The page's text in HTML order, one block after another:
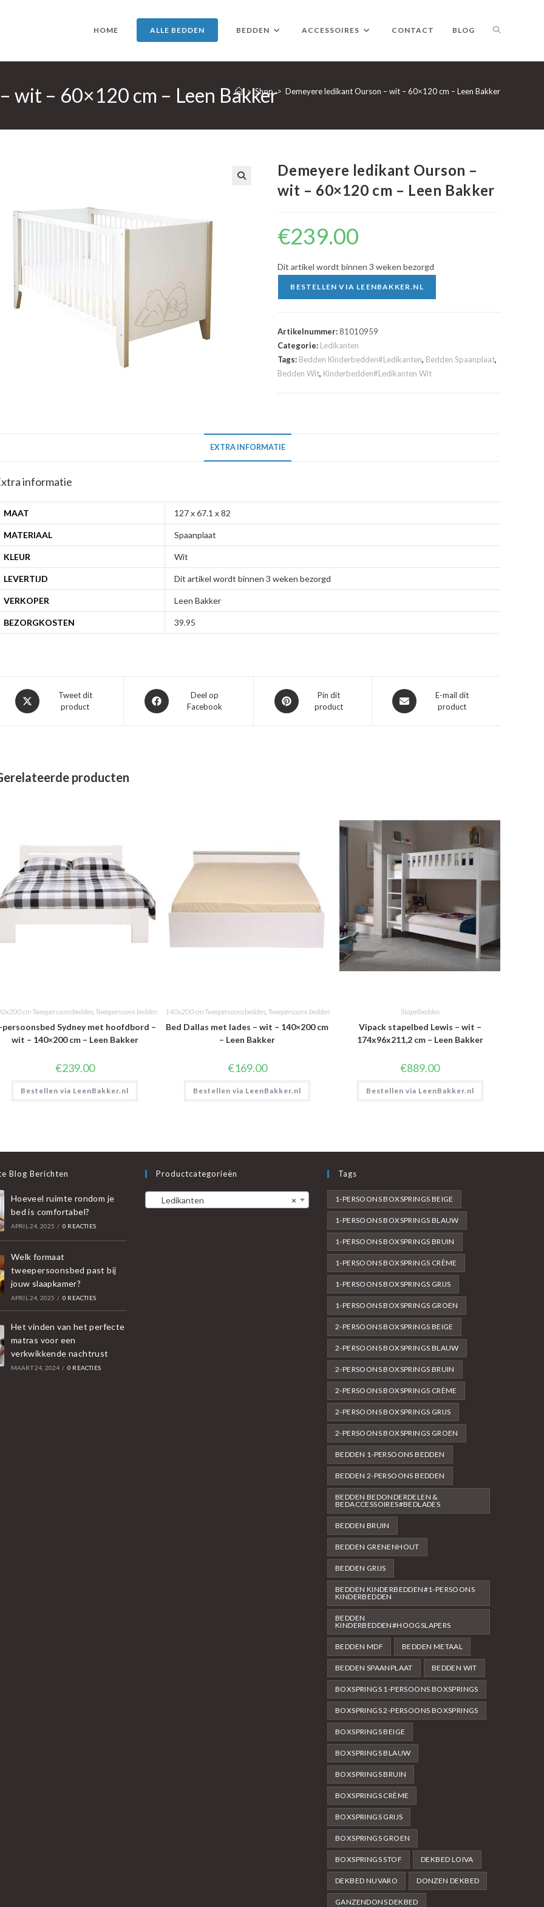
HOME ALLE BEDDEN BEDDEN ACCESSOIRES CONTACT BLOG TOGGLE
WEBSITE
wit – 60×120 cm – Leen Bakker
> Shop > Demeyere ledikant Ourson – wit – 60×120 cm – Leen Bakker
Demeyere ledikant Ourson –
wit – 60×120 cm – Leen Bakker
€239.00
Dit artikel wordt binnen 3 weken bezorgd
BESTELLEN VIA LEENBAKKER.NL
Artikelnummer:81010959
Categorie: Ledikanten
Tags: Bedden Kinderbedden#Ledikanten, Bedden Spaanplaat,
Bedden Wit, Kinderbedden#Ledikanten Wit
EXTRA INFORMATIE
informatie
MAAT 127 x 67.1 x 82
MATERIAAL Spaanplaat
KLEUR Wit
LEVERTIJD Dit artikel wordt binnen 3 weken bezorgd
VERKOPER Leen Bakker
BEZORGKOSTEN 39.95
Opent
in
Tweet dit
product
Opent
in
Deel op
Facebook
Opent
in
Pin dit
product
Opent
in
E-mail dit
product
producten
cm Tweepersoonsbedden, Tweepersoons bedden
persoonsbed Sydney met hoofdbord –
wit – 140×200 cm – Leen Bakker
€239.00
Bestellen via LeenBakker.nl
140x200 cm Tweepersoonsbedden, Tweepersoons bedden
Bed Dallas met lades – wit – 140×200 cm
– Leen Bakker
€169.00
Bestellen via LeenBakker.nl
Stapelbedden
Vipack stapelbed Lewis – wit –
174x96x211,2 cm – Leen Bakker
€889.00
Bestellen via LeenBakker.nl
Blog Berichten
Hoeveel ruimte rondom je
bed is comfortabel?
APRIL 24, 2025 / 0 REACTIES
Welk formaat
tweepersoonsbed past bij
jouw slaapkamer?
APRIL 24, 2025 / 0 REACTIES
Het vinden van het perfecte
matras voor een
verkwikkende nachtrust
MAART 24, 2024 / 0 REACTIES
Productcategorieën
×
Ledikanten
Tags
1-PERSOONS BOXSPRINGS BEIGE
1-PERSOONS BOXSPRINGS BLAUW
1-PERSOONS BOXSPRINGS BRUIN
1-PERSOONS BOXSPRINGS CRÈME
1-PERSOONS BOXSPRINGS GRIJS
1-PERSOONS BOXSPRINGS GROEN
2-PERSOONS BOXSPRINGS BEIGE
2-PERSOONS BOXSPRINGS BLAUW
2-PERSOONS BOXSPRINGS BRUIN
2-PERSOONS BOXSPRINGS CRÈME
2-PERSOONS BOXSPRINGS GRIJS
2-PERSOONS BOXSPRINGS GROEN
BEDDEN 1-PERSOONS BEDDEN
BEDDEN 2-PERSOONS BEDDEN
BEDDEN BEDONDERDELEN &
BEDACCESSOIRES#BEDLADES
BEDDEN BRUIN
BEDDEN GRENENHOUT
BEDDEN GRIJS
BEDDEN KINDERBEDDEN#1-PERSOONS
KINDERBEDDEN
BEDDEN
KINDERBEDDEN#HOOGSLAPERS
BEDDEN MDF BEDDEN METAAL
BEDDEN SPAANPLAAT BEDDEN WIT
BOXSPRINGS 1-PERSOONS BOXSPRINGS
BOXSPRINGS 2-PERSOONS BOXSPRINGS
BOXSPRINGS BEIGE
BOXSPRINGS BLAUW
BOXSPRINGS BRUIN
BOXSPRINGS CRÈME
BOXSPRINGS GRIJS
BOXSPRINGS GROEN
BOXSPRINGS STOF DEKBED LOIVA
DEKBED NUVARO DONZEN DEKBED
GANZENDONS DEKBED